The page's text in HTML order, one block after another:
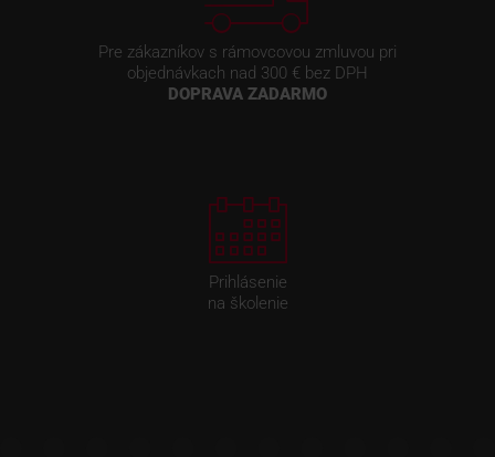
Pre zákazníkov s rámovcovou zmluvou pri
objednávkach nad 300 € bez DPH
DOPRAVA ZADARMO
Prihlásenie
na školenie